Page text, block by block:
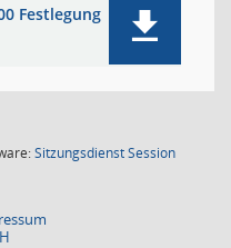
Festlegung
SitzungsdienstSession(Wird in